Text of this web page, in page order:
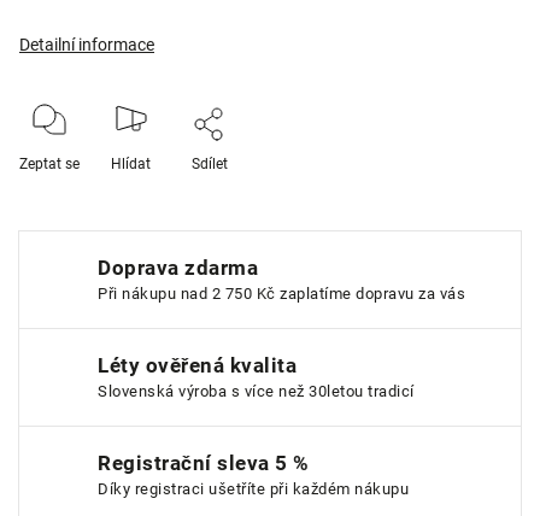
Detailní informace
Zeptat se Hlídat Sdílet
Doprava zdarma
Při nákupu nad 2 750 Kč zaplatíme dopravu za vás
Léty ověřená kvalita
Slovenská výroba s více než 30letou tradicí
Registrační sleva 5 %
Díky registraci ušetříte při každém nákupu